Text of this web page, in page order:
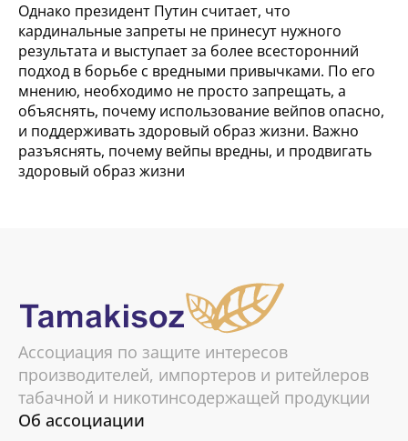
Однако президент Путин считает, что
кардинальные запреты не принесут нужного
результата и выступает за более всесторонний
подход в борьбе с вредными привычками. По его
мнению, необходимо не просто запрещать, а
объяснять, почему использование вейпов опасно,
и поддерживать здоровый образ жизни. Важно
разъяснять, почему вейпы вредны, и продвигать
здоровый образ жизни
Ассоциация по защите интересов
производителей, импортеров и ритейлеров
табачной и никотинсодержащей продукции
Об ассоциации